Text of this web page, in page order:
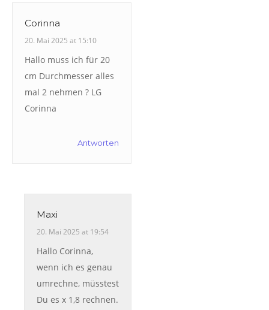
Corinna
20. Mai 2025 at 15:10
Hallo muss ich für 20
cm Durchmesser alles
mal 2 nehmen ? LG
Corinna
Antworten
Maxi
20. Mai 2025 at 19:54
Hallo Corinna,
wenn ich es genau
umrechne, müsstest
Du es x 1,8 rechnen.